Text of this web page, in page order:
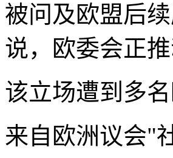
被问及欧盟后
说，欧委会正
该立场遭到多
来自欧洲议会"